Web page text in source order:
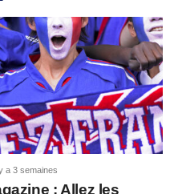
y a 3 semaines
: Allez les